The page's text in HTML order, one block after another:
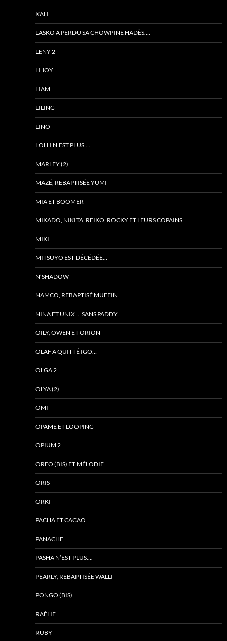
KALI
LASKO A PERDU SA CHOWPINE HADÈS….
LENY 2
LI JOY
LIAM
LILING
LINO
LOLLI N’EST PLUS….
MARLEY (2)
MAZÉ, REBAPTISÉE YUMI
MIA ET BOOMER
MIKADO, NIKITA, REIKO, ROCKY ET LEURS COPAINS
MIKI
MITSUYO EST DÉCÉDÉE…
N’SHADOW
NAMCO, REBAPTISÉ MUFFIN
NINA ET UNIX … SANS PADDY.
OILY, OWEN ET ORION
OLAF A QUITTÉ IGO…
OLGA 2
OLYA (2)
OMI
OPAME ET LOOPING
OPIUM 2
OREO (BIS) ET MÉLODIE
ORIS
ORKI
PACHA ET CACAO
PANACHE
PASHA N’EST PLUS….
PEARLY, REBAPTISÉE WALLI
PONGO (BIS)
RAÉLIE
RUBY